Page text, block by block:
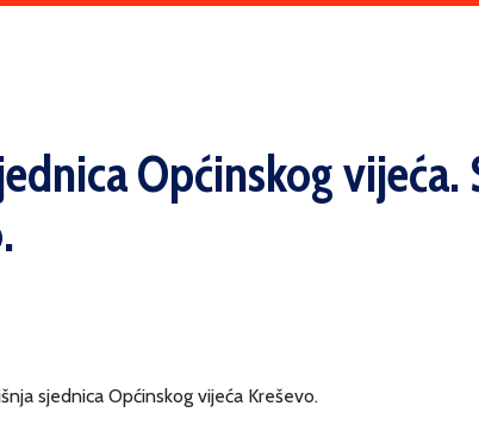
Općinskog vijeća.
sjednica Općinskog vijeća Kreševo.